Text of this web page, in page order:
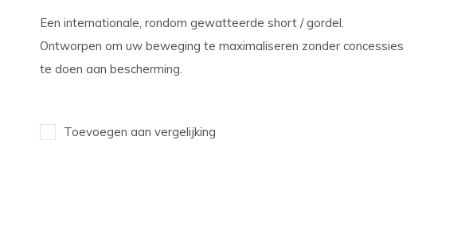
Een internationale, rondom gewatteerde short / gordel.
Ontworpen om uw beweging te maximaliseren zonder concessies
te doen aan bescherming.
Toevoegen aan vergelijking